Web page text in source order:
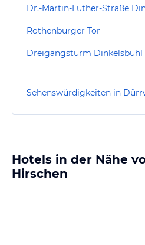
Rothenburger Tor
Dreigangsturm Dinkelsbühl
Sehenswürdigkeiten in
Hotels in der Nähe
Hirschen